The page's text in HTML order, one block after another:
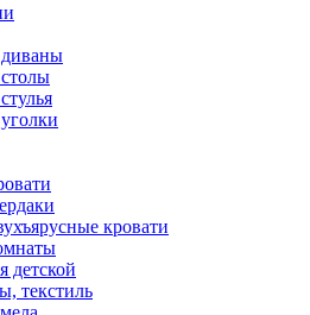
кровати
детской
текстиль